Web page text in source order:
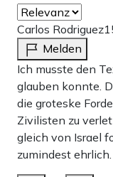
Carlos Rodriguez
Melden
Ich musste den
glauben konnte.
die groteske
Zivilisten zu
gleich von Israel
zumindest ehrlich.